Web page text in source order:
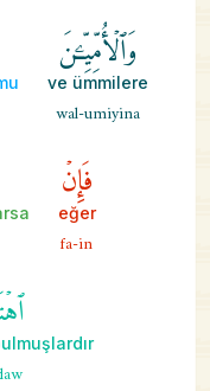
وَٱلۡأُمِّيِّـۧنَ
ve ümmilere
wal-umiyina
فَإِنۡ
eğer
fa-in